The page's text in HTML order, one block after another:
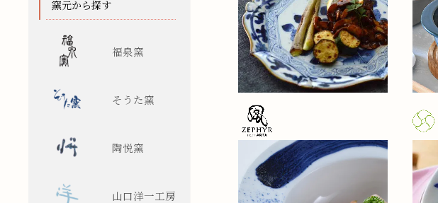
窯元から探す
福泉窯
そうた窯
陶悦窯
山口洋一工房